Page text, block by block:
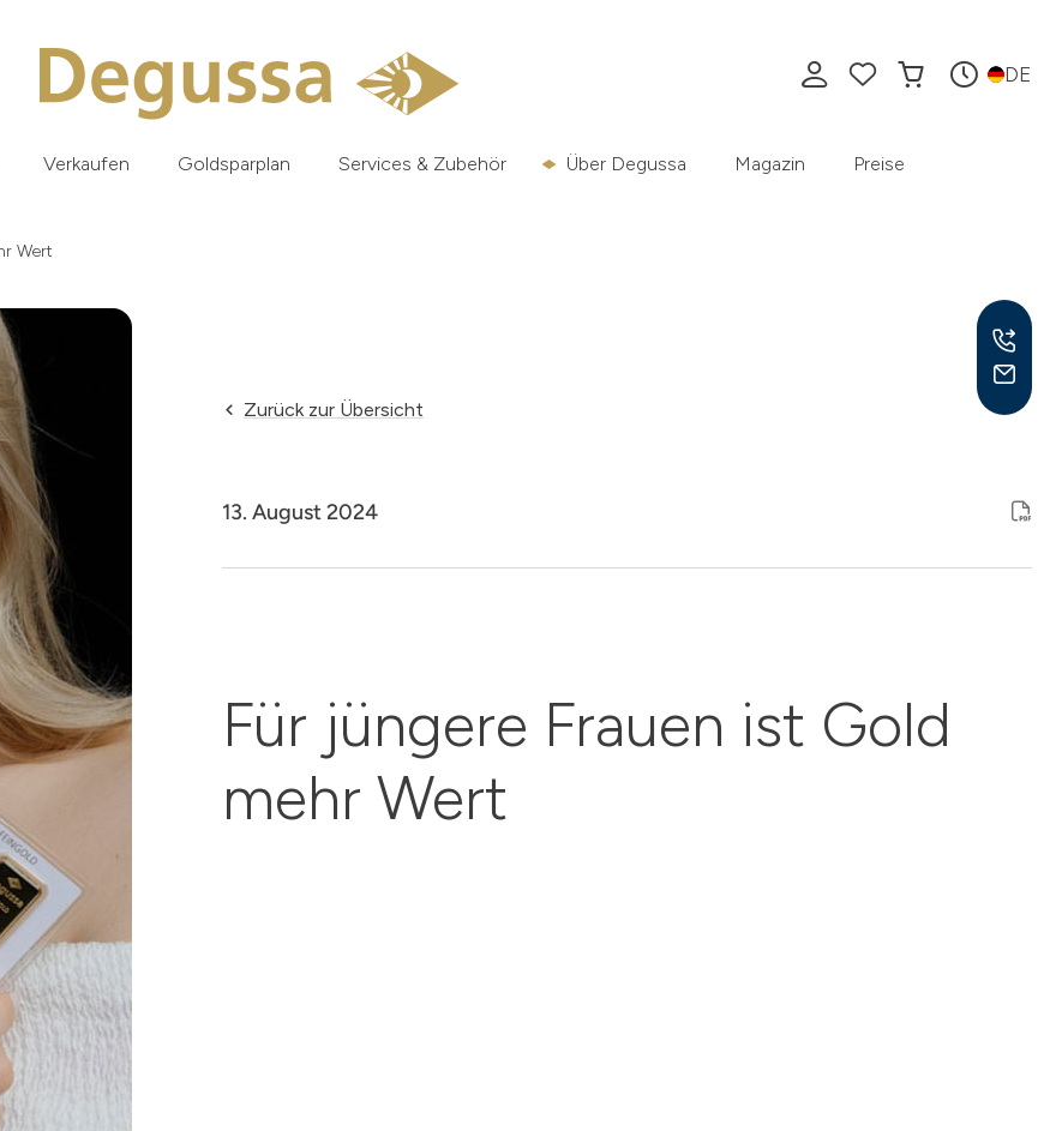
DE
Verkaufen Goldsparplan Services & Zubehör Über Degussa Magazin Preise
Wert
Zurück zur Übersicht
13. August 2024
Für jüngere Frauen ist Gold
mehr Wert